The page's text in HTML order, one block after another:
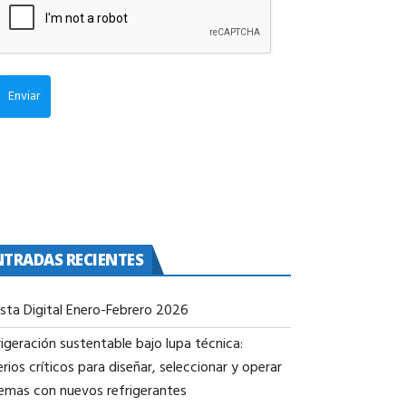
Enviar
RECIENTES
Digital Enero-Febrero 2026
sustentable bajo lupa técnica:
críticos para diseñar, seleccionar y operar
con nuevos refrigerantes